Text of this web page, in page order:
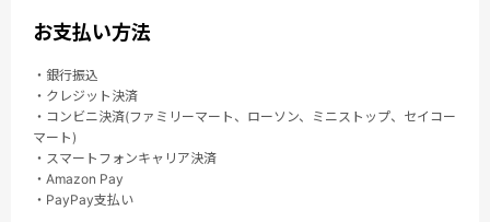
お支払い方法
・銀行振込
・クレジット決済
・コンビニ決済(ファミリーマート、ローソン、ミニストップ、セイコー
マート)
・スマートフォンキャリア決済
・Amazon Pay
・PayPay支払い